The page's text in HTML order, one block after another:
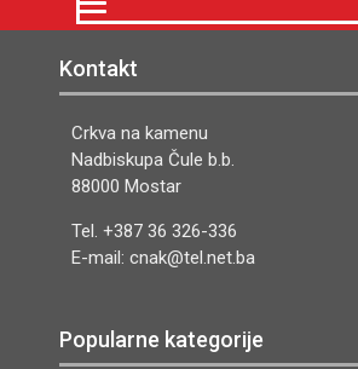
Kontakt
Crkva na kamenu
Nadbiskupa Čule b.b.
88000 Mostar
Tel. +387 36 326-336
E-mail: cnak@tel.net.ba
Popularne kategorije